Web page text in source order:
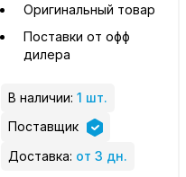
Оригинальный товар
Поставки от офф
дилера
В наличии: 1 шт.
Поставщик
Доставка: от 3 дн.